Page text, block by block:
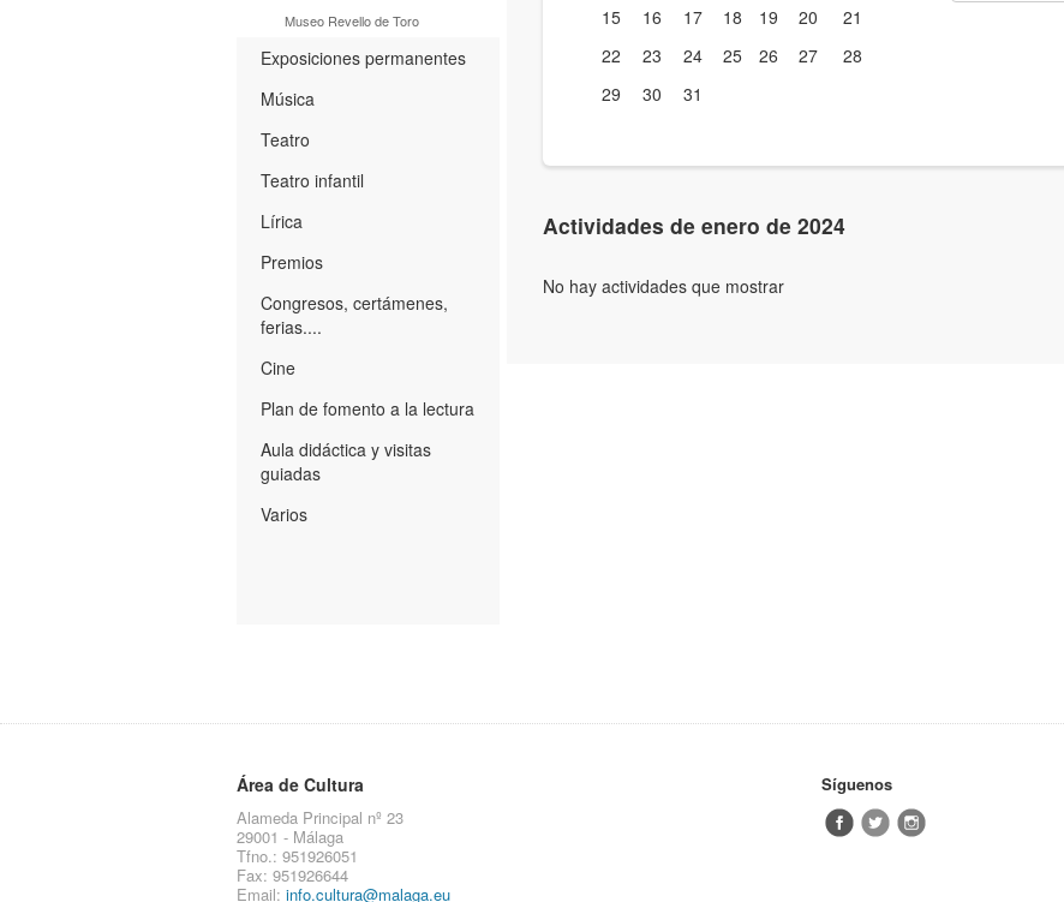
Museo Revello de Toro
Exposiciones permanentes
Música
Teatro
Teatro infantil
Lírica
Premios
Congresos, certámenes,
ferias....
Cine
Plan de fomento a la lectura
Aula didáctica y visitas
guiadas
Varios
15
16 17 18 19 20
21
22
23 24 25 26 27
28
29
30 31
Actividades de enero de 2024
No hay actividades que mostrar
Área de Cultura
Alameda Principal nº 23
29001 - Málaga
Tfno.: 951926051
Fax: 951926644
Email: info.cultura@malaga.eu
Síguenos